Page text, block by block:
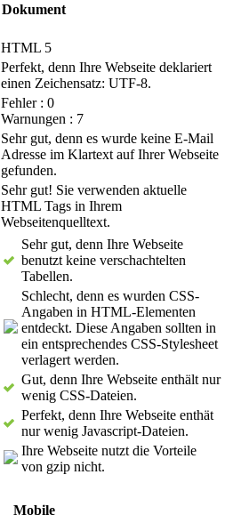
Dokument
HTML 5
Perfekt, denn Ihre Webseite deklariert
einen Zeichensatz: UTF-8.
Fehler : 0
Warnungen : 7
Sehr gut, denn es wurde keine E-Mail
Adresse im Klartext auf Ihrer Webseite
gefunden.
Sehr gut! Sie verwenden aktuelle
HTML Tags in Ihrem
Webseitenquelltext.
Sehr gut, denn Ihre Webseite
benutzt keine verschachtelten
Tabellen.
Schlecht, denn es wurden CSS-
Angaben in HTML-Elementen
entdeckt. Diese Angaben sollten in
ein entsprechendes CSS-Stylesheet
verlagert werden.
Gut, denn Ihre Webseite enthält nur
wenig CSS-Dateien.
Perfekt, denn Ihre Webseite enthät
nur wenig Javascript-Dateien.
Ihre Webseite nutzt die Vorteile
von gzip nicht.
Mobile